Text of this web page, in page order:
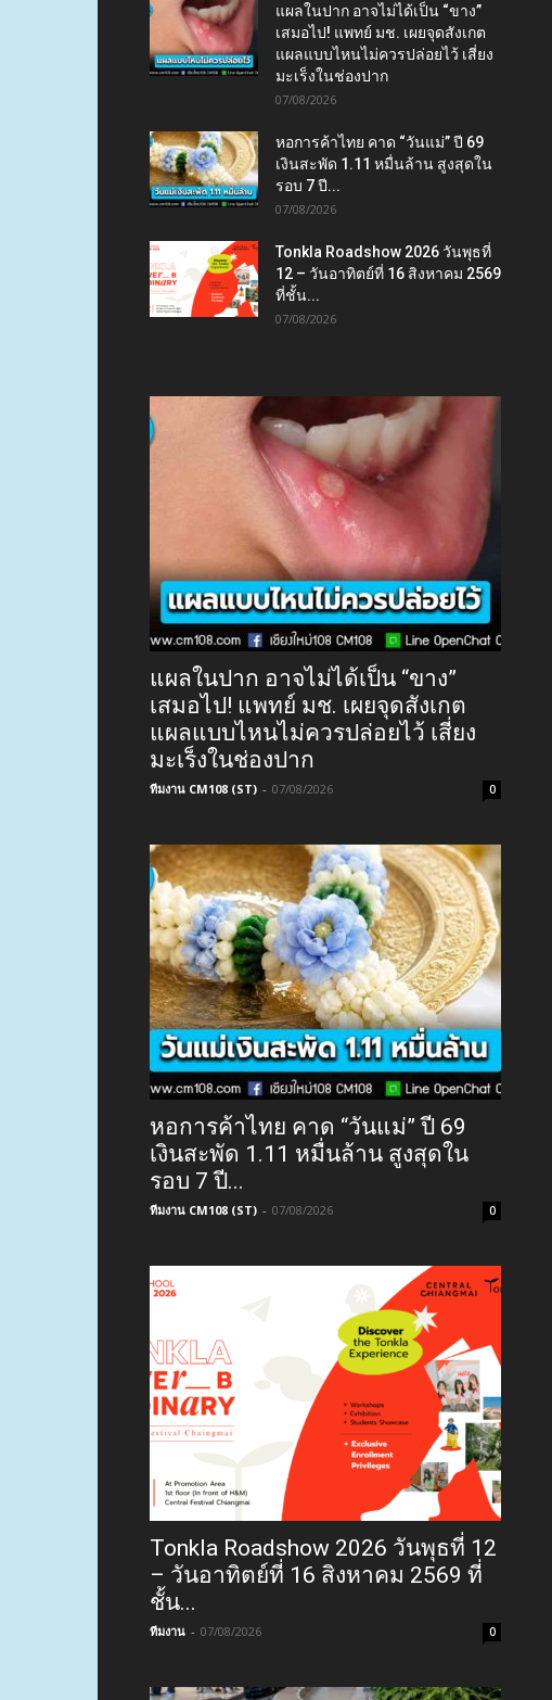
แผลในปาก อาจไม่ได้เป็น “ขาง”
เสมอไป! แพทย์ มช. เผยจุดสังเกต
แผลแบบไหนไม่ควรปล่อยไว้ เสี่ยง
มะเร็งในช่องปาก
07/08/2026
หอการค้าไทย คาด “วันแม่” ปี 69
เงินสะพัด 1.11 หมื่นล้าน สูงสุดใน
รอบ 7 ปี...
07/08/2026
Tonkla Roadshow 2026 วันพุธที่
12 – วันอาทิตย์ที่ 16 สิงหาคม 2569
ที่ชั้น...
07/08/2026
แผลในปาก อาจไม่ได้เป็น “ขาง”
เสมอไป! แพทย์ มช. เผยจุดสังเกต
แผลแบบไหนไม่ควรปล่อยไว้ เสี่ยง
มะเร็งในช่องปาก
ทีมงาน CM108 (ST) - 07/08/2026 0
หอการค้าไทย คาด “วันแม่” ปี 69
เงินสะพัด 1.11 หมื่นล้าน สูงสุดใน
รอบ 7 ปี...
ทีมงาน CM108 (ST) - 07/08/2026 0
Tonkla Roadshow 2026 วันพุธที่ 12
– วันอาทิตย์ที่ 16 สิงหาคม 2569 ที่
ชั้น...
ทีมงาน - 07/08/2026 0